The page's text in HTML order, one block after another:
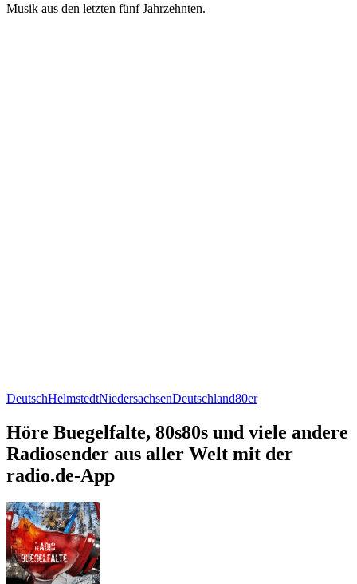
Musik aus den letzten fünf Jahrzehnten.
DeutschHelmstedtNiedersachsenDeutschland80er
Höre Buegelfalte, 80s80s und viele andere
Radiosender aus aller Welt mit der
radio.de-App